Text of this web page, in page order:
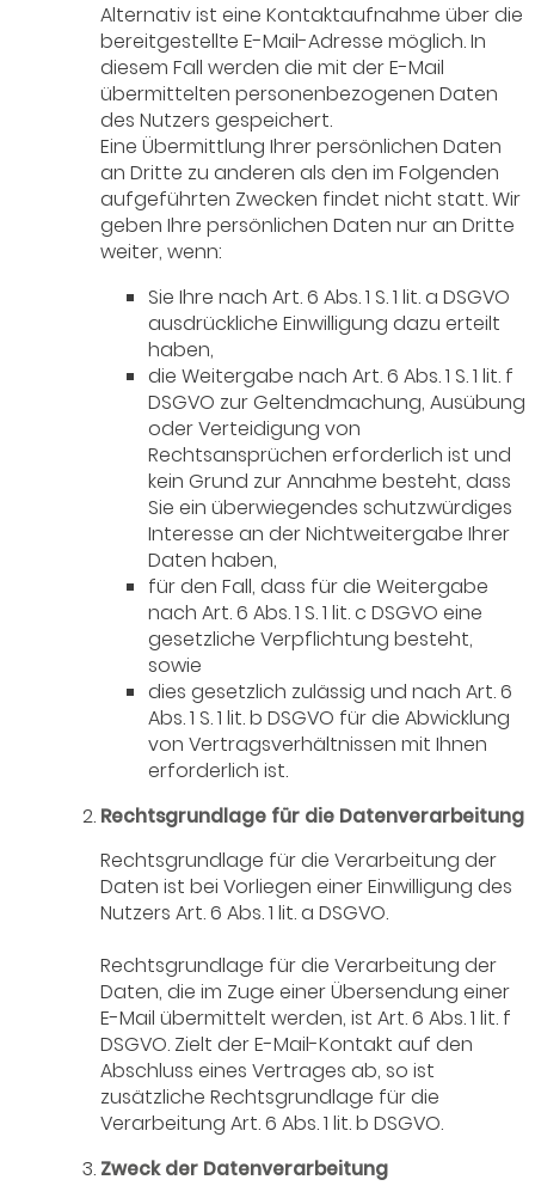
Alternativ ist eine Kontaktaufnahme über die
bereitgestellte E-Mail-Adresse möglich. In
diesem Fall werden die mit der E-Mail
übermittelten personenbezogenen Daten
des Nutzers gespeichert.
Eine Übermittlung Ihrer persönlichen Daten
an Dritte zu anderen als den im Folgenden
aufgeführten Zwecken findet nicht statt. Wir
geben Ihre persönlichen Daten nur an Dritte
weiter, wenn:
Sie Ihre nach Art. 6 Abs. 1 S. 1 lit. a DSGVO
ausdrückliche Einwilligung dazu erteilt
haben,
die Weitergabe nach Art. 6 Abs. 1 S. 1 lit. f
DSGVO zur Geltendmachung, Ausübung
oder Verteidigung von
Rechtsansprüchen erforderlich ist und
kein Grund zur Annahme besteht, dass
Sie ein überwiegendes schutzwürdiges
Interesse an der Nichtweitergabe Ihrer
Daten haben,
für den Fall, dass für die Weitergabe
nach Art. 6 Abs. 1 S. 1 lit. c DSGVO eine
gesetzliche Verpflichtung besteht,
sowie
dies gesetzlich zulässig und nach Art. 6
Abs. 1 S. 1 lit. b DSGVO für die Abwicklung
von Vertragsverhältnissen mit Ihnen
erforderlich ist.
Rechtsgrundlage für die Datenverarbeitung
Rechtsgrundlage für die Verarbeitung der
Daten ist bei Vorliegen einer Einwilligung des
Nutzers Art. 6 Abs. 1 lit. a DSGVO.
Rechtsgrundlage für die Verarbeitung der
Daten, die im Zuge einer Übersendung einer
E-Mail übermittelt werden, ist Art. 6 Abs. 1 lit. f
DSGVO. Zielt der E-Mail-Kontakt auf den
Abschluss eines Vertrages ab, so ist
zusätzliche Rechtsgrundlage für die
Verarbeitung Art. 6 Abs. 1 lit. b DSGVO.
Zweck der Datenverarbeitung